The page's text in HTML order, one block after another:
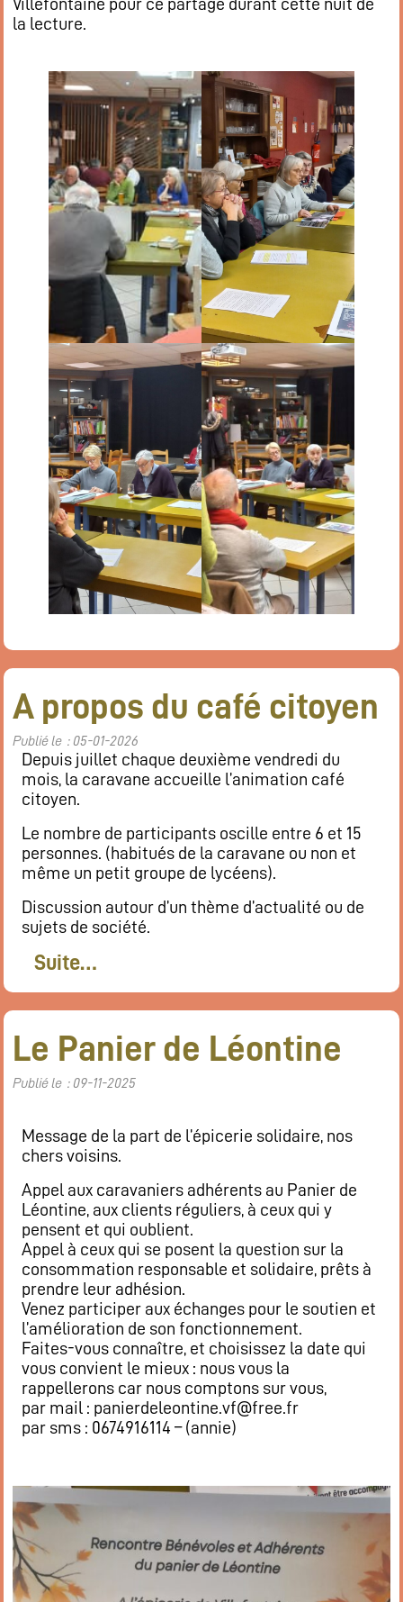
la lecture.
A propos du café citoyen
Publié le : 05-01-2026
Depuis juillet chaque deuxième vendredi du
mois, la caravane accueille l’animation café
citoyen.
Le nombre de participants oscille entre 6 et 15
personnes. (habitués de la caravane ou non et
même un petit groupe de lycéens).
Discussion autour d’un thème d’actualité ou de
sujets de société.
Suite…
Le Panier de Léontine
Publié le : 09-11-2025
Message de la part de l’épicerie solidaire, nos
chers voisins.
Appel aux caravaniers adhérents au Panier de
Léontine, aux clients réguliers, à ceux qui y
pensent et qui oublient.
Appel à ceux qui se posent la question sur la
consommation responsable et solidaire, prêts à
prendre leur adhésion.
Venez participer aux échanges pour le soutien et
l’amélioration de son fonctionnement.
Faites-vous connaître, et choisissez la date qui
vous convient le mieux : nous vous la
rappellerons car nous comptons sur vous,
par mail : panierdeleontine.vf@free.fr
par sms : 0674916114 – (annie)